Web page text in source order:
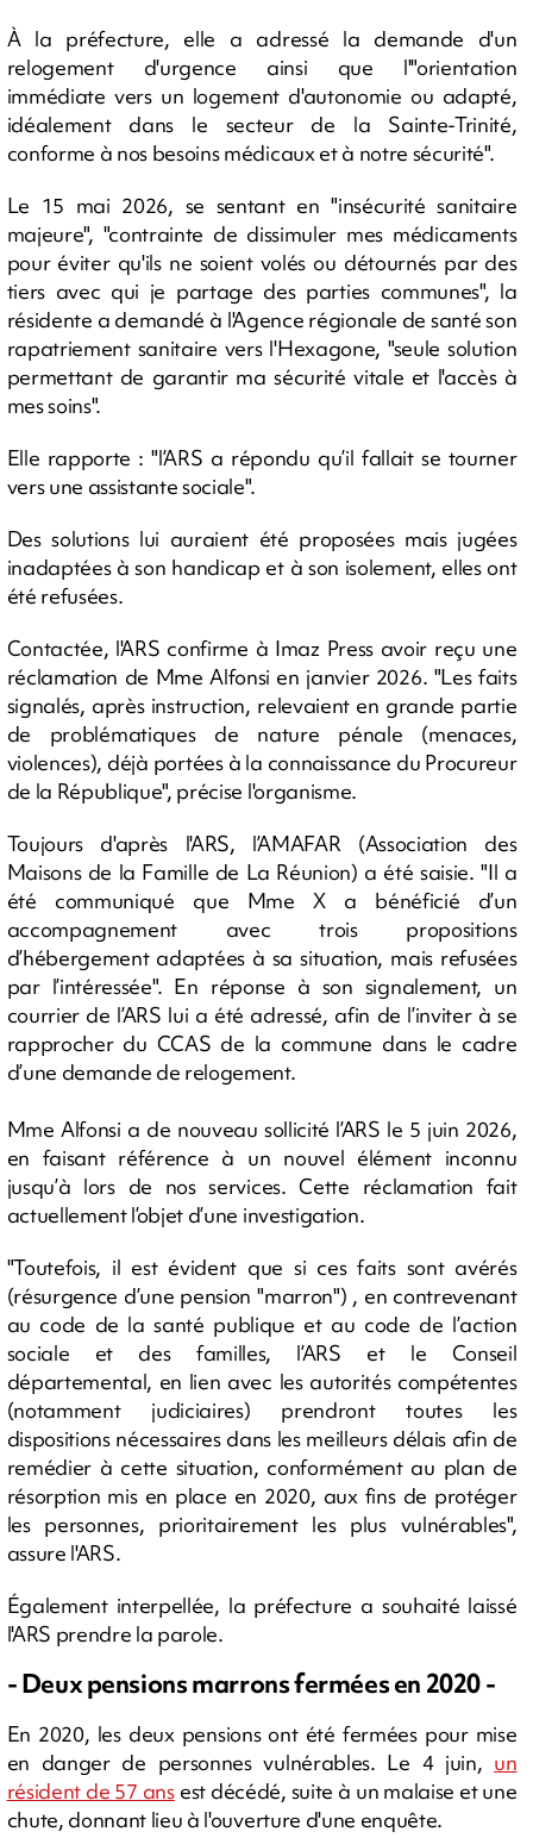
À la préfecture, elle a adressé la demande d'un
relogement d'urgence ainsi que l'"orientation
immédiate vers un logement d'autonomie ou adapté,
idéalement dans le secteur de la Sainte-Trinité,
conforme à nos besoins médicaux et à notre sécurité".
Le 15 mai 2026, se sentant en "insécurité sanitaire
majeure", "contrainte de dissimuler mes médicaments
pour éviter qu'ils ne soient volés ou détournés par des
tiers avec qui je partage des parties communes", la
résidente a demandé à l'Agence régionale de santé son
rapatriement sanitaire vers l'Hexagone, "seule solution
permettant de garantir ma sécurité vitale et l'accès à
mes soins".
Elle rapporte : "l’ARS a répondu qu’il fallait se tourner
vers une assistante sociale".
Des solutions lui auraient été proposées mais jugées
inadaptées à son handicap et à son isolement, elles ont
été refusées.
Contactée, l'ARS confirme à Imaz Press avoir reçu une
réclamation de Mme Alfonsi en janvier 2026. "Les faits
signalés, après instruction, relevaient en grande partie
de problématiques de nature pénale (menaces,
violences), déjà portées à la connaissance du Procureur
de la République", précise l'organisme.
Toujours d'après l'ARS, l’AMAFAR (Association des
Maisons de la Famille de La Réunion) a été saisie. "Il a
été communiqué que Mme X a bénéficié d’un
accompagnement avec trois propositions
d’hébergement adaptées à sa situation, mais refusées
par l’intéressée". En réponse à son signalement, un
courrier de l’ARS lui a été adressé, afin de l’inviter à se
rapprocher du CCAS de la commune dans le cadre
d’une demande de relogement.
Mme Alfonsi a de nouveau sollicité l’ARS le 5 juin 2026,
en faisant référence à un nouvel élément inconnu
jusqu’à lors de nos services. Cette réclamation fait
actuellement l’objet d’une investigation.
"Toutefois, il est évident que si ces faits sont avérés
(résurgence d’une pension "marron") , en contrevenant
au code de la santé publique et au code de l’action
sociale et des familles, l’ARS et le Conseil
départemental, en lien avec les autorités compétentes
(notamment judiciaires) prendront toutes les
dispositions nécessaires dans les meilleurs délais afin de
remédier à cette situation, conformément au plan de
résorption mis en place en 2020, aux fins de protéger
les personnes, prioritairement les plus vulnérables",
assure l'ARS.
Également interpellée, la préfecture a souhaité laissé
l'ARS prendre la parole.
- Deux pensions marrons fermées en 2020 -
En 2020, les deux pensions ont été fermées pour mise
en danger de personnes vulnérables. Le 4 juin, un
résident de 57 ansest décédé, suite à un malaise et une
chute, donnant lieu à l'ouverture d'une enquête.